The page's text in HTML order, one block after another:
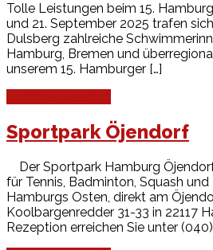
Tolle Leistungen beim 15.
und 21. September 2025 trafen
Dulsberg zahlreiche
Hamburg, Bremen und
unserem 15. Hamburger […]
Sportpark Öjendorf
Der Sportpark Hamburg
für Tennis, Badminton, Squash
Hamburgs Osten, direkt am
Koolbargenredder 31-33 in 22117
Rezeption erreichen Sie unter